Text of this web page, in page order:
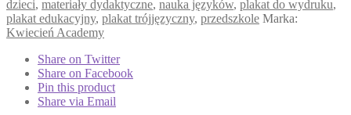
po
polsku,
angielsku
dzieci, materiały dydaktyczne, nauka języków, plakat do wydruku,
plakat edukacyjny, plakat trójjęzyczny, przedszkole Marka:
Kwiecień Academy
Share on Twitter
Share on Facebook
Pin this product
Share via Email